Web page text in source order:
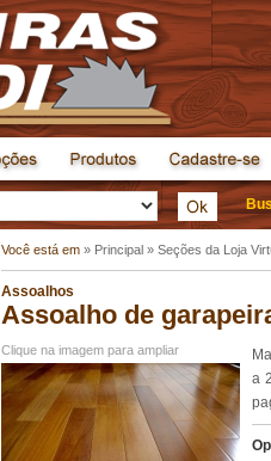
Você está em » Principal » Seções da Loja
Assoalhos
Assoalho de
Clique na imagem para ampliar
a